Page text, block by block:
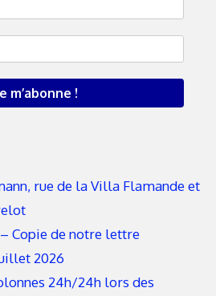
rue de la Villa Flamande et
Copie de notre lettre
2026
24h/24h lors des